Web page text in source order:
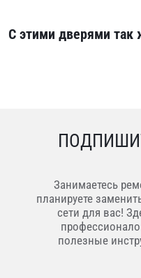
С этими дверями так
Занимаетесь
планируете
сети для вас!
полезные